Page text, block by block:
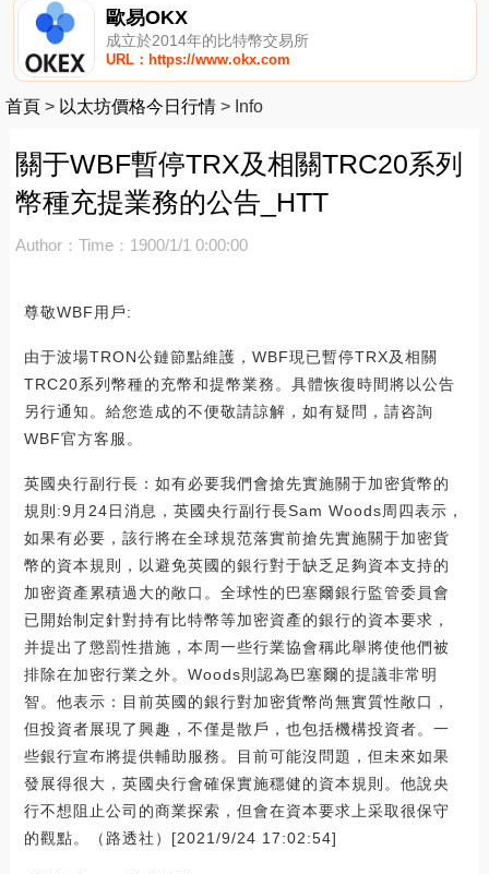
歐易OKX
成立於2014年的比特幣交易所
URL：https://www.okx.com
首頁 > 以太坊價格今日行情 > Info
關于WBF暫停TRX及相關TRC20系列
幣種充提業務的公告_HTT
Author： Time：1900/1/1 0:00:00
尊敬WBF用戶:
由于波場TRON公鏈節點維護，WBF現已暫停TRX及相關
TRC20系列幣種的充幣和提幣業務。具體恢復時間將以公告
另行通知。給您造成的不便敬請諒解，如有疑問，請咨詢
WBF官方客服。
英國央行副行長：如有必要我們會搶先實施關于加密貨幣的
規則:9月24日消息，英國央行副行長Sam Woods周四表示，
如果有必要，該行將在全球規范落實前搶先實施關于加密貨
幣的資本規則，以避免英國的銀行對于缺乏足夠資本支持的
加密資產累積過大的敞口。全球性的巴塞爾銀行監管委員會
已開始制定針對持有比特幣等加密資產的銀行的資本要求，
并提出了懲罰性措施，本周一些行業協會稱此舉將使他們被
排除在加密行業之外。Woods則認為巴塞爾的提議非常明
智。他表示：目前英國的銀行對加密貨幣尚無實質性敞口，
但投資者展現了興趣，不僅是散戶，也包括機構投資者。一
些銀行宣布將提供輔助服務。目前可能沒問題，但未來如果
發展得很大，英國央行會確保實施穩健的資本規則。他說央
行不想阻止公司的商業探索，但會在資本要求上采取很保守
的觀點。（路透社）[2021/9/24 17:02:54]